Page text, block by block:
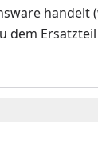
handelt